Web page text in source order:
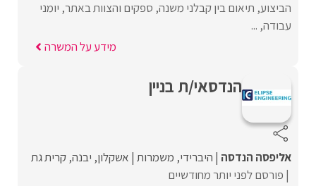
הביצוע, תיאום בין קבלני משנה, ספקים והצוות באתר, יומני
עבודה, ...
מידע על המשרה
הנדסאי/ת בניין
אליפסה הנדסה היברידי משמרות אשקלון יבנה קרית גת
פורסם לפני יותר מחודשיים